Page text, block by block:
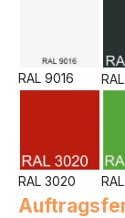
RAL 9016
RAL 3020